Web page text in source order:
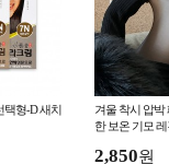
택형-D 새치
겨울 착시 압박
한 보온 기모
2,850원